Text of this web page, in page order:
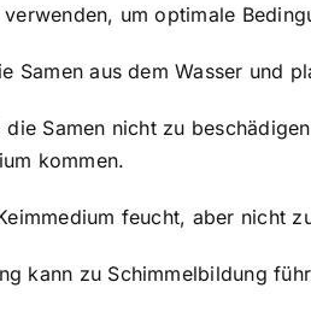
um optimale
Samen aus dem Wasser und
Samen nicht zu
kommen.
feucht, aber nicht
kann zu Schimmelbildung